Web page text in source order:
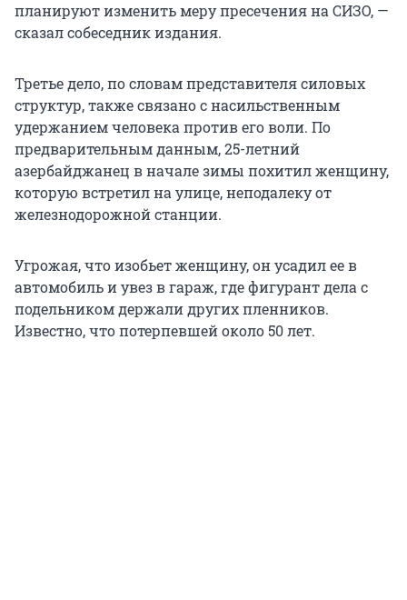
планируют изменить меру пресечения на СИЗО, —
сказал собеседник издания.
Третье дело, по словам представителя силовых
структур, также связано с насильственным
удержанием человека против его воли. По
предварительным данным, 25-летний
азербайджанец в начале зимы похитил женщину,
которую встретил на улице, неподалеку от
железнодорожной станции.
Угрожая, что изобьет женщину, он усадил ее в
автомобиль и увез в гараж, где фигурант дела с
подельником держали других пленников.
Известно, что потерпевшей около 50 лет.